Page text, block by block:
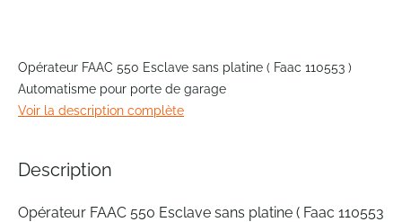
to
the
of
gallery
Opérateur FAAC 550 Esclave sans platine ( Faac 110553 )
Automatisme pour porte de garage
Voir la description complète
Description
Opérateur FAAC 550 Esclave sans platine ( Faac 110553